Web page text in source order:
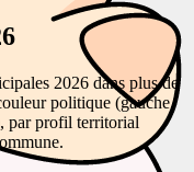
2026 dans plus de
politique (gauche,
par profil territorial